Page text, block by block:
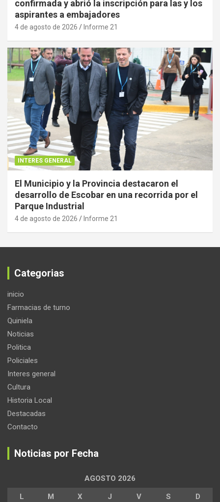
confirmada y abrió la inscripción para las y los
aspirantes a embajadores
4 de agosto de 2026 Informe 21
INTERES GENERAL
El Municipio y la Provincia destacaron el
desarrollo de Escobar en una recorrida por el
Parque Industrial
4 de agosto de 2026 Informe 21
Categorias
inicio
Farmacias de turno
Quiniela
Noticias
Politica
Policiales
Interes general
Cultura
Historia Local
Destacadas
Contacto
Noticias por Fecha
AGOSTO 2026
L M X J V S D